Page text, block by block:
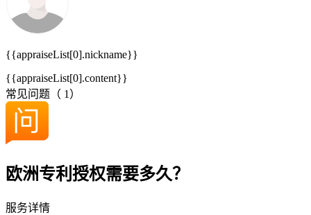
{{appraiseList[0].nickname}}
{{appraiseList[0].content}}
常见问题（ 1 ）
欧洲专利授权需要多久？
服务详情